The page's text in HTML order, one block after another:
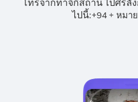
โทรจากทาจิกิสถาน ไปศรีลั
ไปนี้:+94 + หมา